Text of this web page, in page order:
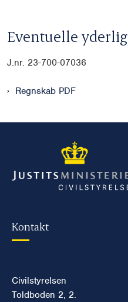
Eventuelle
J.nr. 23-700-07036
Regnskab PDF
Kontakt
Civilstyrelsen
Toldboden 2, 2.